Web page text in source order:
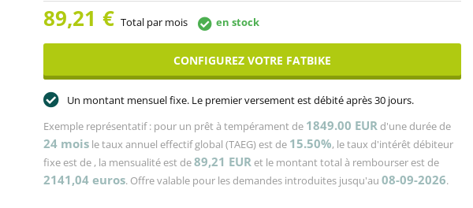
89,21 € Total par mois en stock
CONFIGUREZ VOTRE FATBIKE
Un montant mensuel fixe. Le premier versement est débité après 30 jours.
Exemple représentatif : pour un prêt à tempérament de 1849.00 EURd'une durée de
24 mois le taux annuel effectif global (TAEG) est de 15.50%, le taux d'intérêt débiteur
fixe est de , la mensualité est de89,21 EURet le montant total à rembourser est de
2141,04 euros. Offre valable pour les demandes introduites jusqu'au 08-09-2026.